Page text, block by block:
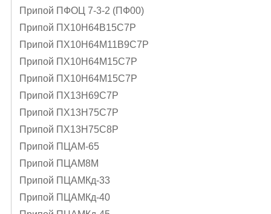
Припой ПФОЦ 7-3-2 (ПФ00)
Припой ПХ10Н64В15С7Р
Припой ПХ10Н64М11В9С7Р
Припой ПХ10Н64М15С7Р
Припой ПХ10Н64М15С7Р
Припой ПХ13Н69С7Р
Припой ПХ13Н75С7Р
Припой ПХ13Н75С8Р
Припой ПЦАМ-65
Припой ПЦАМ8М
Припой ПЦАМКд-33
Припой ПЦАМКд-40